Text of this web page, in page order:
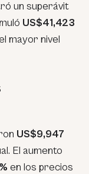
un superávit
US$41,423
mayor nivel
US$9,947
El aumento
en los precios